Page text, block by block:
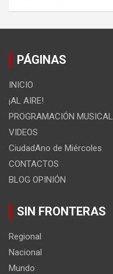
PÁGINAS
INICIO
¡AL AIRE!
PROGRAMACIÓN MUSICAL
VIDEOS
CiudadAno de Miércoles
CONTACTOS
BLOG OPINIÓN
SIN FRONTERAS
Regional
Nacional
Mundo